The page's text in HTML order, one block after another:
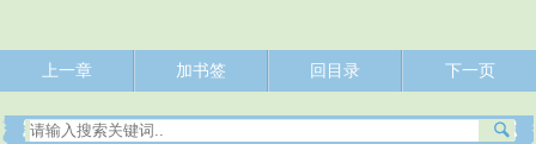
上一章 加书签 回目录 下一页